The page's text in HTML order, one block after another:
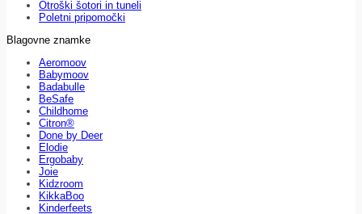
Otroški šotori in tuneli
Poletni pripomočki
Blagovne znamke
Aeromoov
Babymoov
Badabulle
BeSafe
Childhome
Citron®
Done by Deer
Elodie
Ergobaby
Joie
Kidzroom
KikkaBoo
Kinderfeets